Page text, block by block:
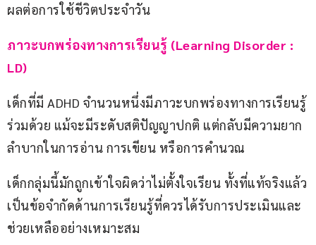
ผลต่อการใช้ชีวิตประจำวัน
ภาวะบกพร่องทางการเรียนรู้ (Learning Disorder :
LD)
เด็กที่มี ADHD จำนวนหนึ่งมีภาวะบกพร่องทางการเรียนรู้
ร่วมด้วย แม้จะมีระดับสติปัญญาปกติ แต่กลับมีความยาก
ลำบากในการอ่าน การเขียน หรือการคำนวณ
เด็กกลุ่มนี้มักถูกเข้าใจผิดว่าไม่ตั้งใจเรียน ทั้งที่แท้จริงแล้ว
เป็นข้อจำกัดด้านการเรียนรู้ที่ควรได้รับการประเมินและ
ช่วยเหลืออย่างเหมาะสม